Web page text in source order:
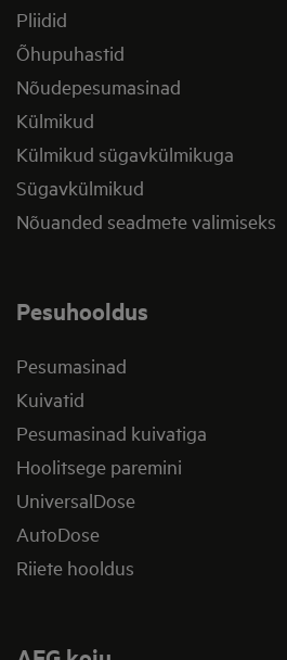
Pliidid
Õhupuhastid
Nõudepesumasinad
Külmikud
Külmikud sügavkülmikuga
Sügavkülmikud
Nõuanded seadmete valimiseks
Pesuhooldus
Pesumasinad
Kuivatid
Pesumasinad kuivatiga
Hoolitsege paremini
UniversalDose
AutoDose
Riiete hooldus